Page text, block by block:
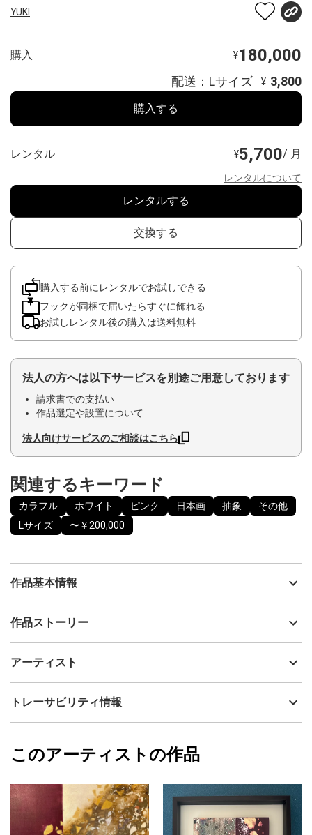
YUKI
購入 ¥180,000
配送：Lサイズ ¥ 3,800
購入する
レンタル ¥5,700/ 月
レンタルについて
レンタルする
交換する
購入する前にレンタルでお試しできる
フックが同梱で届いたらすぐに飾れる
お試しレンタル後の購入は送料無料
法人の方へは以下サービスを別途ご用意しております
請求書での支払い
作品選定や設置について
法人向けサービスのご相談はこちら
関連するキーワード
カラフル ホワイト ピンク 日本画 抽象
その他
Lサイズ
〜￥200,000
作品基本情報
出品者
制作年
その他
カラー
カラフル
ジャンル
日本画
配送目安
二週間以内
作品ストーリー
アーティスト
YUKI
フォローする
トレーサビリティ情報
YUKI
このアーティストの作品